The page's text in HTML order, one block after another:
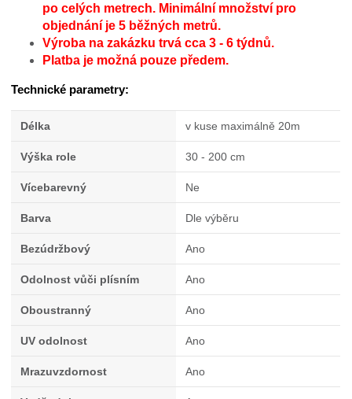
po celých metrech. Minimální množství pro
objednání je 5 běžných metrů.
Výroba na zakázku trvá cca 3 - 6 týdnů.
Platba je možná pouze předem.
Technické parametry:
Délka v kuse maximálně 20m
Výška role 30 - 200 cm
Vícebarevný Ne
Barva Dle výběru
Bezúdržbový Ano
Odolnost vůči plísním Ano
Oboustranný Ano
UV odolnost Ano
Mrazuvzdornost Ano